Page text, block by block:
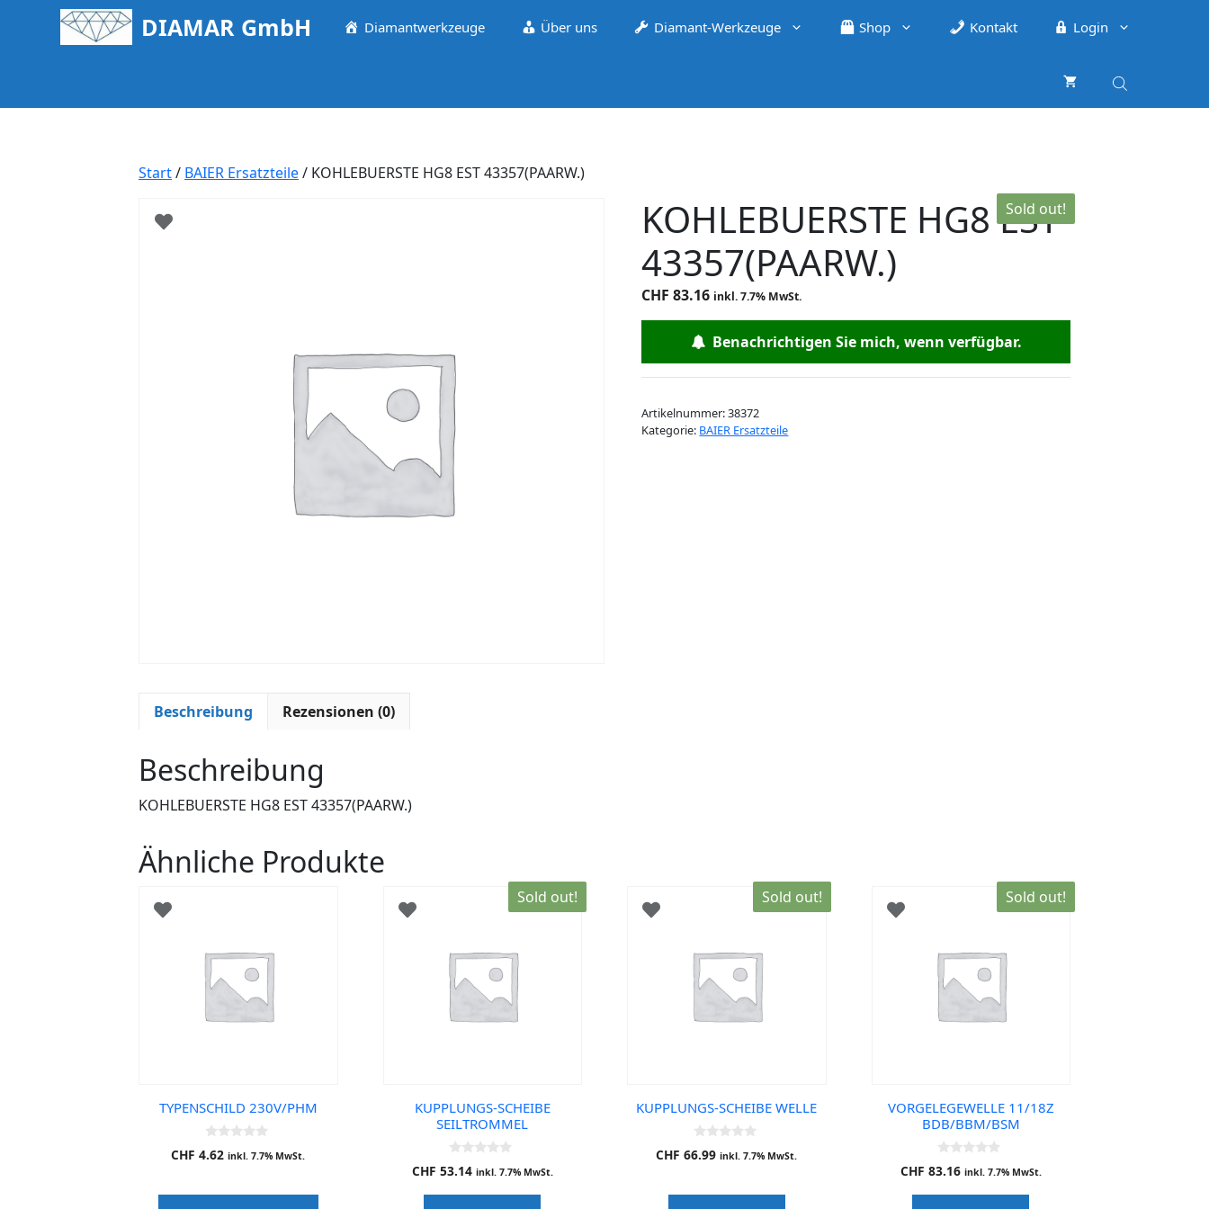
DIAMAR GmbH Diamantwerkzeuge Über uns Diamant-Werkzeuge Shop Kontakt Login
Start/ BAIER Ersatzteile/ KOHLEBUERSTE HG8 EST 43357(PAARW.)
Sold out!
KOHLEBUERSTE HG8 EST
43357(PAARW.)
CHF 83.16 inkl. 7.7% MwSt.
Benachrichtigen Sie mich, wenn verfügbar.
Artikelnummer:38372
Kategorie: BAIER Ersatzteile
Beschreibung Rezensionen (0)
Beschreibung
KOHLEBUERSTE HG8 EST 43357(PAARW.)
Ähnliche Produkte
TYPENSCHILD 230V/PHM
0
o
o
CHF 4.62 inkl. 7.7% MwSt.
Sold out!
KUPPLUNGS-SCHEIBE
SEILTROMMEL
0
o
CHF 53.14 inkl. 7.7% MwSt.
Sold out!
KUPPLUNGS-SCHEIBE WELLE
0
o
o
CHF 66.99 inkl. 7.7% MwSt.
Sold out!
VORGELEGEWELLE 11/18Z
BDB/BBM/BSM
0
o
CHF 83.16 inkl. 7.7% MwSt.